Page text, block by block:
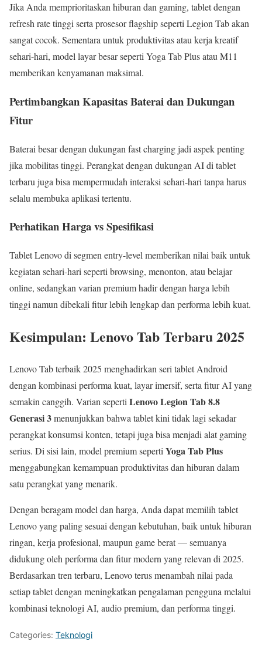
Jika Anda memprioritaskan hiburan dan gaming, tablet dengan
refresh rate tinggi serta prosesor flagship seperti Legion Tab akan
sangat cocok. Sementara untuk produktivitas atau kerja kreatif
sehari-hari, model layar besar seperti Yoga Tab Plus atau M11
memberikan kenyamanan maksimal.
Pertimbangkan Kapasitas Baterai dan Dukungan
Fitur
Baterai besar dengan dukungan fast charging jadi aspek penting
jika mobilitas tinggi. Perangkat dengan dukungan AI di tablet
terbaru juga bisa mempermudah interaksi sehari-hari tanpa harus
selalu membuka aplikasi tertentu.
Perhatikan Harga vs Spesifikasi
Tablet Lenovo di segmen entry-level memberikan nilai baik untuk
kegiatan sehari-hari seperti browsing, menonton, atau belajar
online, sedangkan varian premium hadir dengan harga lebih
tinggi namun dibekali fitur lebih lengkap dan performa lebih kuat.
Kesimpulan: Lenovo Tab Terbaru 2025
Lenovo Tab terbaik 2025 menghadirkan seri tablet Android
dengan kombinasi performa kuat, layar imersif, serta fitur AI yang
semakin canggih. Varian seperti Lenovo Legion Tab 8.8
Generasi 3menunjukkan bahwa tablet kini tidak lagi sekadar
perangkat konsumsi konten, tetapi juga bisa menjadi alat gaming
serius. Di sisi lain, model premium seperti Yoga Tab Plus
menggabungkan kemampuan produktivitas dan hiburan dalam
satu perangkat yang menarik.
Dengan beragam model dan harga, Anda dapat memilih tablet
Lenovo yang paling sesuai dengan kebutuhan, baik untuk hiburan
ringan, kerja profesional, maupun game berat — semuanya
didukung oleh performa dan fitur modern yang relevan di 2025.
Berdasarkan tren terbaru, Lenovo terus menambah nilai pada
setiap tablet dengan meningkatkan pengalaman pengguna melalui
kombinasi teknologi AI, audio premium, dan performa tinggi.
Categories: Teknologi